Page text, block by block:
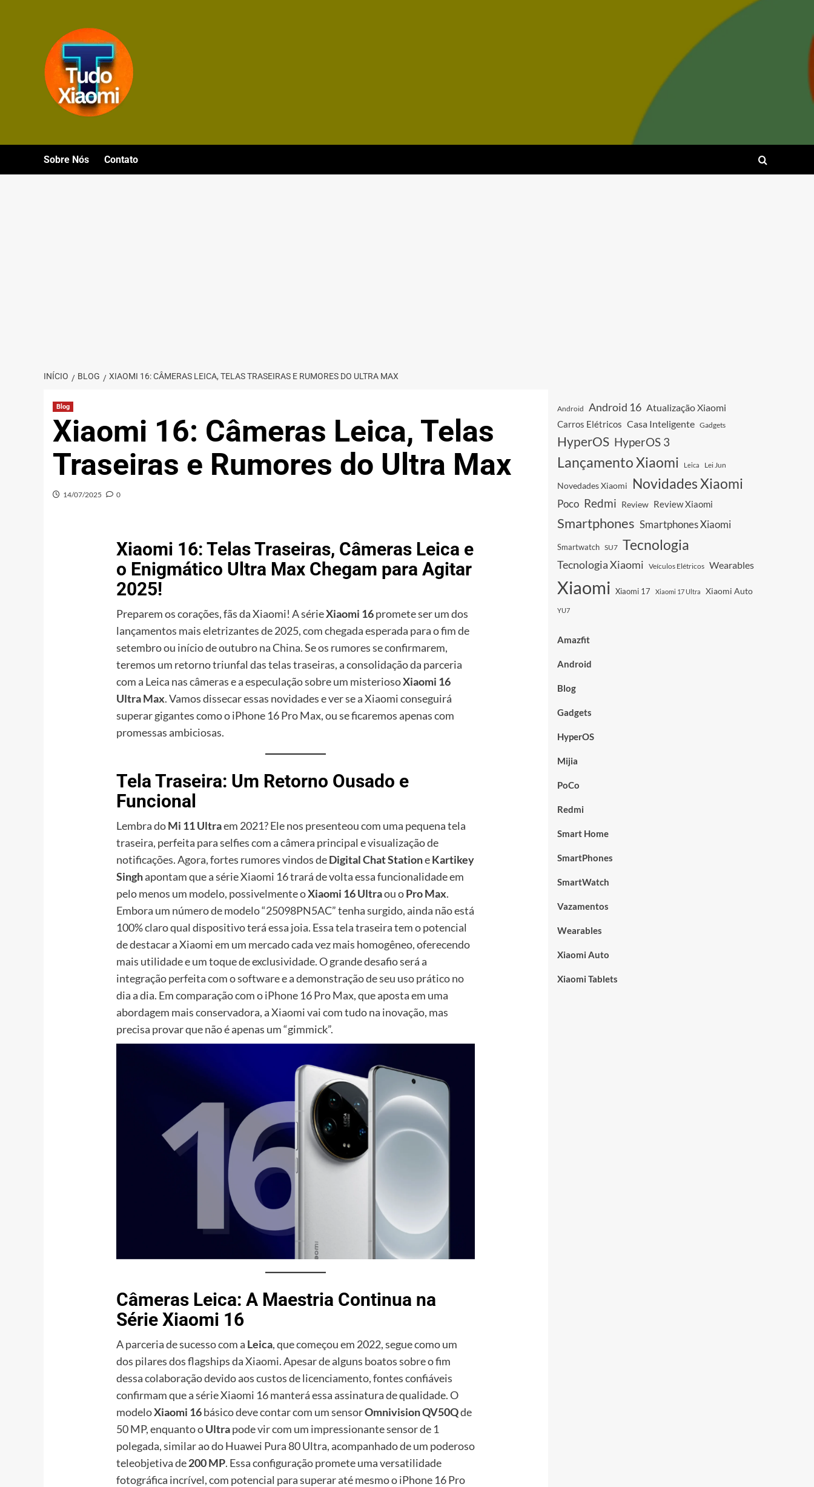
Sobre Nós Contato
INÍCIO BLOG XIAOMI 16: CÂMERAS LEICA, TELAS TRASEIRAS E RUMORES DO ULTRA MAX
Blog
Xiaomi 16: Câmeras Leica, Telas
Traseiras e Rumores do Ultra Max
14/07/2025 0
Xiaomi 16: Telas Traseiras, Câmeras Leica e
o Enigmático Ultra Max Chegam para Agitar
2025!
Preparem os corações, fãs da Xiaomi! A sérieXiaomi 16promete ser um dos
lançamentos mais eletrizantes de 2025, com chegada esperada para o fim de
setembro ou início de outubro na China. Se os rumores se confirmarem,
teremos um retorno triunfal das telas traseiras, a consolidação da parceria
com a Leica nas câmeras e a especulação sobre um misteriosoXiaomi 16
Ultra Max. Vamos dissecar essas novidades e ver se a Xiaomi conseguirá
superar gigantes como o iPhone 16 Pro Max, ou se ficaremos apenas com
promessas ambiciosas.
Tela Traseira: Um Retorno Ousado e
Funcional
Lembra doMi 11 Ultraem 2021? Ele nos presenteou com uma pequena tela
traseira, perfeita para selfies com a câmera principal e visualização de
notificações. Agora, fortes rumores vindos deDigital Chat StationeKartikey
Singhapontam que a série Xiaomi 16 trará de volta essa funcionalidade em
pelo menos um modelo, possivelmente oXiaomi 16 Ultraou oPro Max.
Embora um número de modelo “25098PN5AC” tenha surgido, ainda não está
100% claro qual dispositivo terá essa joia. Essa tela traseira tem o potencial
de destacar a Xiaomi em um mercado cada vez mais homogêneo, oferecendo
mais utilidade e um toque de exclusividade. O grande desafio será a
integração perfeita com o software e a demonstração de seu uso prático no
dia a dia. Em comparação com o iPhone 16 Pro Max, que aposta em uma
abordagem mais conservadora, a Xiaomi vai com tudo na inovação, mas
precisa provar que não é apenas um “gimmick”.
Câmeras Leica: A Maestria Continua na
Série Xiaomi 16
A parceria de sucesso com a Leica, que começou em 2022, segue como um
dos pilares dos flagships da Xiaomi. Apesar de alguns boatos sobre o fim
dessa colaboração devido aos custos de licenciamento, fontes confiáveis
confirmam que a série Xiaomi 16 manterá essa assinatura de qualidade. O
modeloXiaomi 16básico deve contar com um sensorOmnivision QV50Qde
50 MP, enquanto oUltrapode vir com um impressionante sensor de 1
polegada, similar ao do Huawei Pura 80 Ultra, acompanhado de um poderoso
teleobjetiva de200 MP. Essa configuração promete uma versatilidade
fotográfica incrível, com potencial para superar até mesmo o iPhone 16 Pro
Android Android 16 Atualização Xiaomi
Carros Elétricos Casa Inteligente Gadgets
HyperOS HyperOS 3
Lançamento Xiaomi Leica Lei Jun
Novedades Xiaomi Novidades Xiaomi
Poco Redmi Review Review Xiaomi
Smartphones Smartphones Xiaomi
Smartwatch SU7 Tecnologia
Tecnologia Xiaomi Veículos Elétricos Wearables
Xiaomi Xiaomi 17 Xiaomi 17 Ultra Xiaomi Auto
YU7
Amazfit
Android
Blog
Gadgets
HyperOS
Mijia
PoCo
Redmi
Smart Home
SmartPhones
SmartWatch
Vazamentos
Wearables
Xiaomi Auto
Xiaomi Tablets